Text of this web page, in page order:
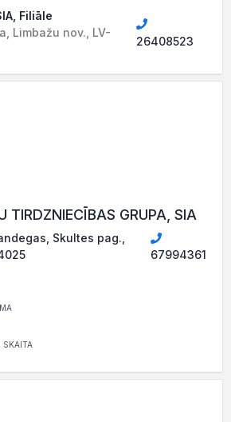
Filiāle
Limbažu nov., LV-
26408523
TIRDZNIECĪBAS GRUPA, SIA
Skultes pag.,
67994361
SKAITA